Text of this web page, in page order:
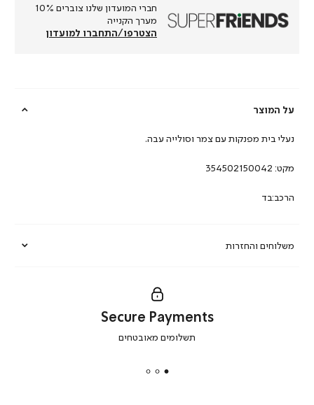
חברי המועדון שלנו צוברים 10%
מערך הקנייה
הצטרפו/התחברו למועדון
על המוצר
משלוחים והחזרות
נעלי בית מפנקות עם צמר וסולייה עבה.
מקט: 354502150042
הרכב:בד
secure
Secure Payments
תשלומים מאובטחים